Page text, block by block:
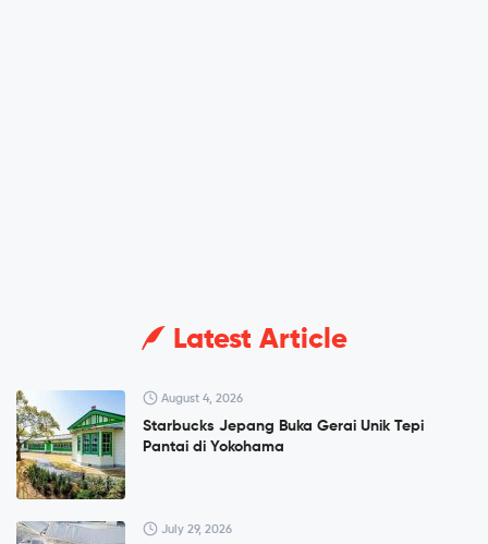
Latest Article
August 4, 2026
Starbucks Jepang Buka Gerai Unik Tepi
Pantai di Yokohama
July 29, 2026